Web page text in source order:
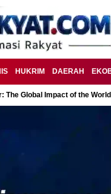
HUKRIM DAERAH
The Global Impact of the